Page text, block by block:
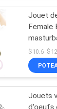
Jouet
Female
femmes
$10.6-
Jouets
d'oeufs